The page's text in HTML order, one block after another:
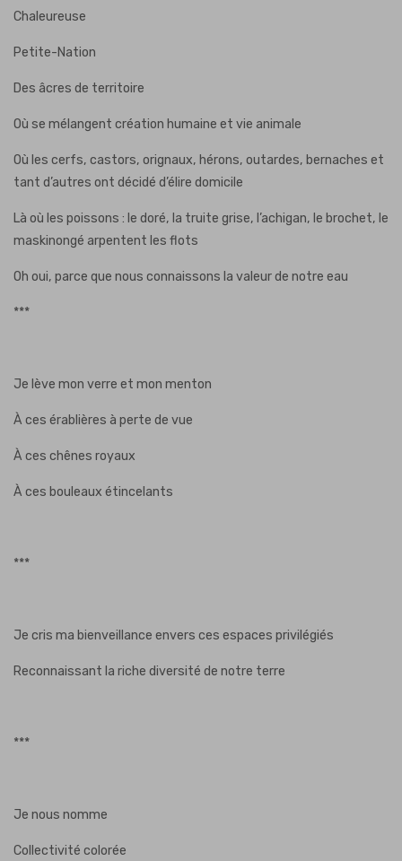
Chaleureuse
Petite-Nation
Des âcres de territoire
Où se mélangent création humaine et vie animale
Où les cerfs, castors, orignaux, hérons, outardes, bernaches et
tant d’autres ont décidé d’élire domicile
Là où les poissons : le doré, la truite grise, l’achigan, le brochet, le
maskinongé arpentent les flots
Oh oui, parce que nous connaissons la valeur de notre eau
***
Je lève mon verre et mon menton
À ces érablières à perte de vue
À ces chênes royaux
À ces bouleaux étincelants
***
Je cris ma bienveillance envers ces espaces privilégiés
Reconnaissant la riche diversité de notre terre
***
Je nous nomme
Collectivité colorée